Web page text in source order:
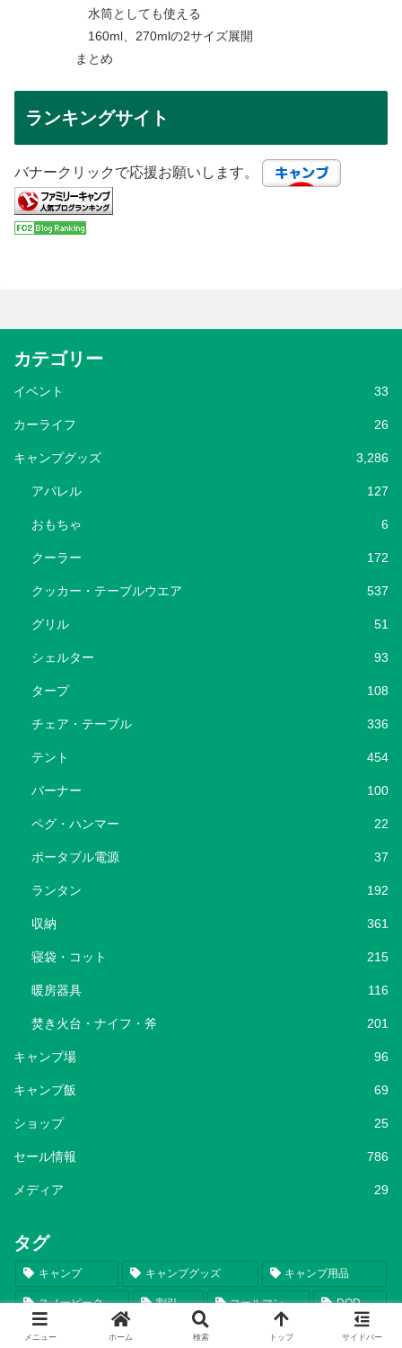
水筒としても使える
160ml、270mlの2サイズ展開
まとめ
ランキングサイト
バナークリックで応援お願いします。
カテゴリー
イベント 33
カーライフ 26
キャンプグッズ 3,286
アパレル 127
おもちゃ 6
クーラー 172
クッカー・テーブルウエア 537
グリル 51
シェルター 93
タープ 108
チェア・テーブル 336
テント 454
バーナー 100
ペグ・ハンマー 22
ポータブル電源 37
ランタン 192
収納 361
寝袋・コット 215
暖房器具 116
焚き火台・ナイフ・斧 201
キャンプ場 96
キャンプ飯 69
ショップ 25
セール情報 786
メディア 29
タグ
キャンプ キャンプグッズ キャンプ用品
スノーピーク 割引 コールマン DOD
Coleman セール情報
メニュー ホーム 検索 トップ サイドバー